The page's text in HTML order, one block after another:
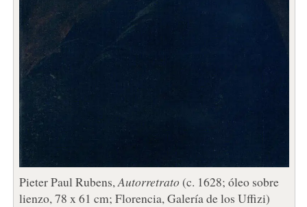
Pieter Paul Rubens, Autorretrato(c. 1628; óleo sobre
lienzo, 78 x 61 cm; Florencia, Galería de los Uffizi)